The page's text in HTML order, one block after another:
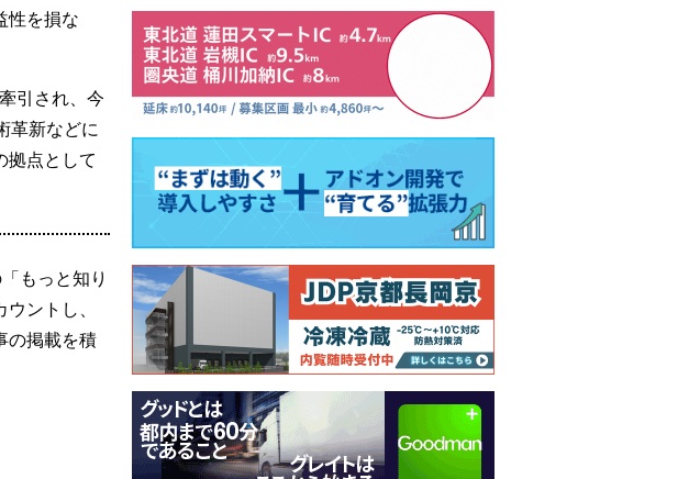
性を損な
引され、今
革新などに
拠点として
もっと知り
ントし、
の掲載を積